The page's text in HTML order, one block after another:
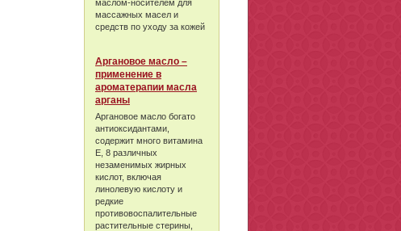
маслом-носителем для
массажных масел и
средств по уходу за кожей
Аргановое масло –
применение в
ароматерапии масла
арганы
Аргановое масло богато
антиоксидантами,
содержит много витамина
Е, 8 различных
незаменимых жирных
кислот, включая
линолевую кислоту и
редкие
противовоспалительные
растительные стерины,